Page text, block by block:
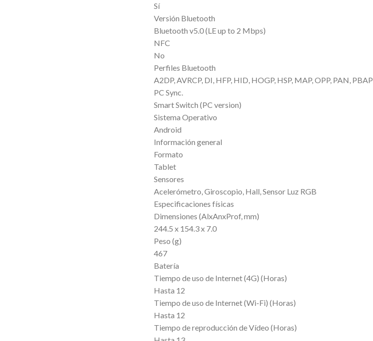
Sí
Versión Bluetooth
Bluetooth v5.0 (LE up to 2 Mbps)
NFC
No
Perfiles Bluetooth
A2DP, AVRCP, DI, HFP, HID, HOGP, HSP, MAP, OPP, PAN, PBAP
PC Sync.
Smart Switch (PC version)
Sistema Operativo
Android
Información general
Formato
Tablet
Sensores
Acelerómetro, Giroscopio, Hall, Sensor Luz RGB
Especificaciones físicas
Dimensiones (AlxAnxProf, mm)
244.5 x 154.3 x 7.0
Peso (g)
467
Batería
Tiempo de uso de Internet (4G) (Horas)
Hasta 12
Tiempo de uso de Internet (Wi-Fi) (Horas)
Hasta 12
Tiempo de reproducción de Vídeo (Horas)